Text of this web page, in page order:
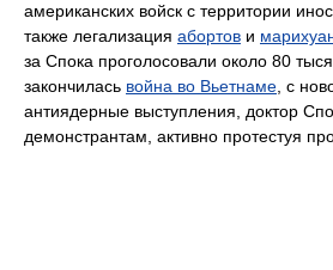
американских войск с территории
также легализация абортов и
за Спока проголосовали около 80
закончилась война во Вьетнаме , с
антиядерные выступления, доктор
демонстрантам, активно протестуя